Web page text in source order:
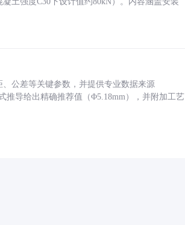
公差等关键参数，并提供专业数据来源
推导给出精确推荐值（Φ5.18mm），并附加工艺